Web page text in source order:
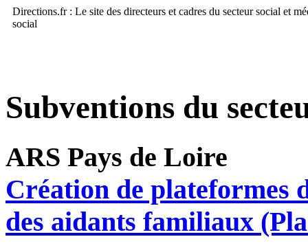
Directions.fr : Le site des directeurs et cadres du secteur social et
social
Subventions du
ARS Pays de Loire
Création de plateformes
des aidants familiaux